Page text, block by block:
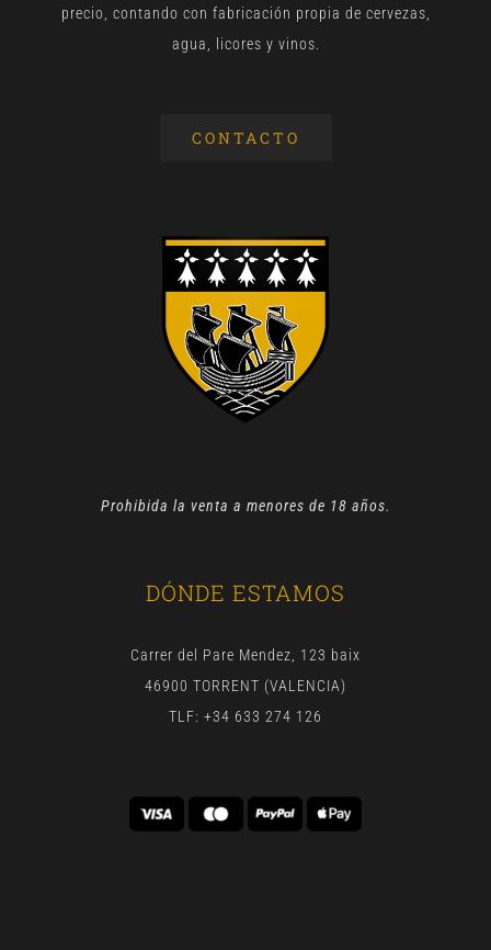
precio, contando con fabricación propia de cervezas,
agua, licores y vinos.
CONTACTO
Prohibida la venta a menores de 18 años.
DÓNDE ESTAMOS
Carrer del Pare Mendez, 123 baix
46900 TORRENT (VALENCIA)
TLF: +34 633 274 126